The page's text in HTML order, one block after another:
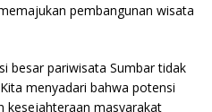
pembangunan wisata
besar pariwisata Sumbar tidak
menyadari bahwa potensi
kesejahteraan masyarakat